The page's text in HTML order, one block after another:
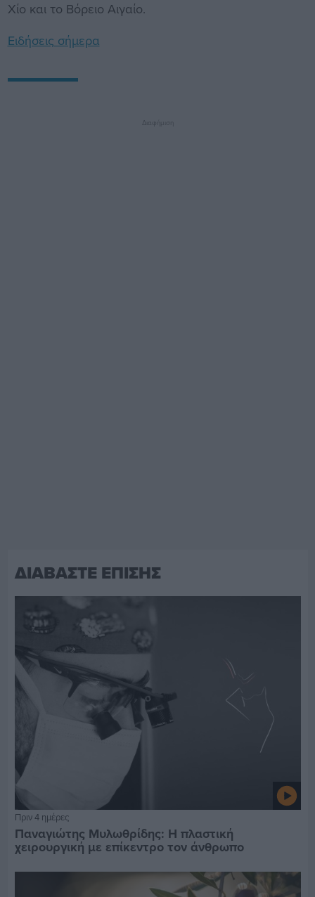
Χίο και το Βόρειο Αιγαίο.
Ειδήσεις σήμερα
Διαφήμιση
ΔΙΑΒΑΣΤΕ ΕΠΙΣΗΣ
Πριν 4 ημέρες
Παναγιώτης Μυλωθρίδης: Η πλαστική
χειρουργική με επίκεντρο τον άνθρωπο